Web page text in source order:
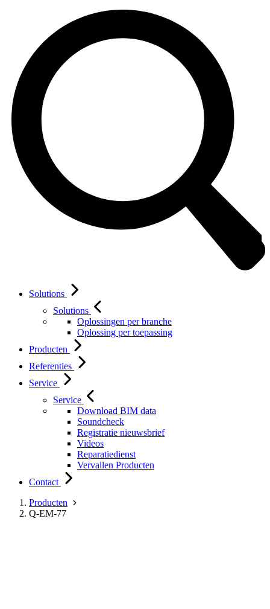
Solutions
Solutions
Oplossingen per branche
Oplossing per toepassing
Producten
Referenties
Service
Service
Download BIM data
Soundcheck
Registratie nieuwsbrief
Videos
Reparatiedienst
Vervallen Producten
Contact
Producten
Q-EM-77